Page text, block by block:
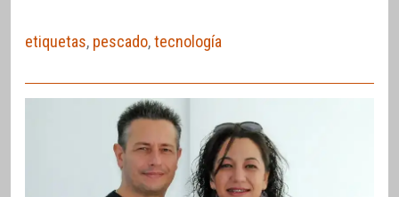
etiquetas, pescado,tecnología